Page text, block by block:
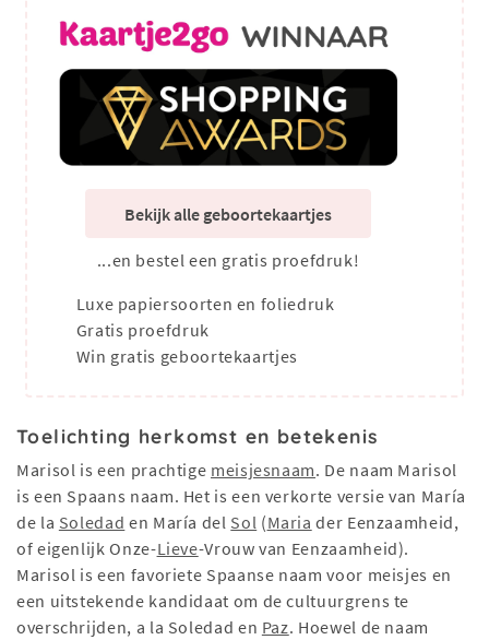
Bekijk alle geboortekaartjes
...en bestel een gratis proefdruk!
Luxe papiersoorten en foliedruk
Gratis proefdruk
Win gratis geboortekaartjes
Toelichting herkomst en betekenis
Marisol is een prachtige meisjesnaam. De naam Marisol
is een Spaans naam. Het is een verkorte versie van María
de la Soledad en María del Sol (Maria der Eenzaamheid,
of eigenlijk Onze-Lieve-Vrouw van Eenzaamheid).
Marisol is een favoriete Spaanse naam voor meisjes en
een uitstekende kandidaat om de cultuurgrens te
overschrijden, a la Soledad en Paz. Hoewel de naam